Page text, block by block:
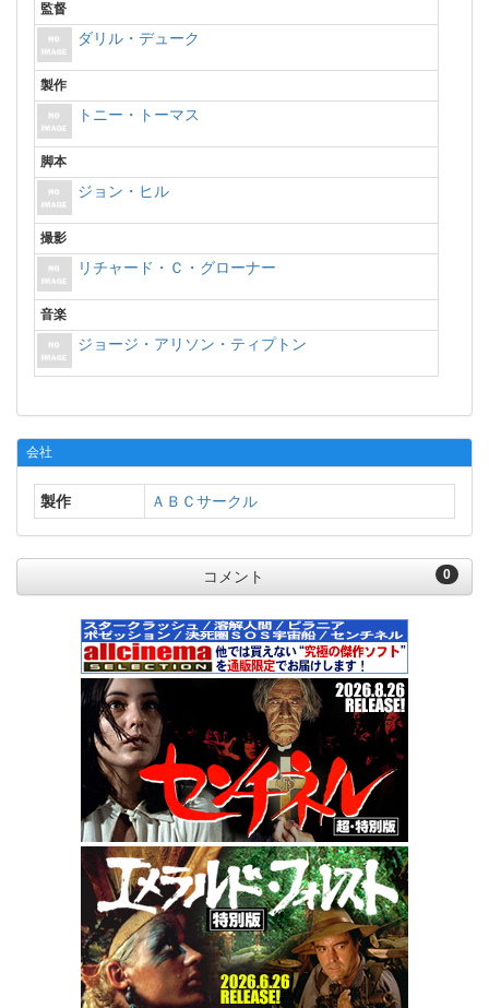
監督
ダリル・デューク
製作
トニー・トーマス
脚本
ジョン・ヒル
撮影
リチャード・Ｃ・グローナー
音楽
ジョージ・アリソン・ティプトン
会社
製作 ＡＢＣサークル
0
コメント